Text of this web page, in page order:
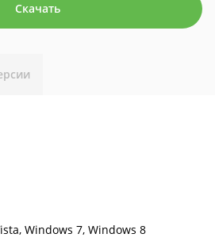
Скачать
Windows 7, Windows 8